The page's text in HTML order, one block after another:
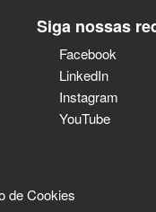
Siga nossas
Facebook
LinkedIn
Instagram
YouTube
de Cookies